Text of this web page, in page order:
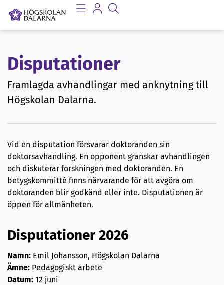
Disputationer
Framlagda avhandlingar med anknytning till
Högskolan Dalarna.
Vid en disputation försvarar doktoranden sin
doktorsavhandling. En opponent granskar avhandlingen
och diskuterar forskningen med doktoranden. En
betygskommitté finns närvarande för att avgöra om
doktoranden blir godkänd eller inte. Disputationen är
öppen för allmänheten.
Disputationer 2026
Namn: Emil Johansson, Högskolan Dalarna
Ämne: Pedagogiskt arbete
Datum: 12 juni